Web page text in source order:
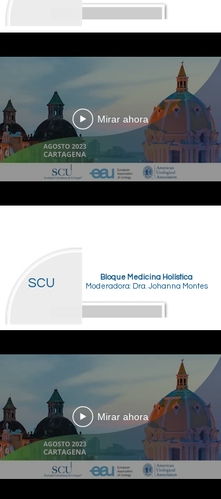
Mirar ahora
Bloque Medicina Holística
Moderadora: Dra. Johanna Montes
SCU
Mirar ahora